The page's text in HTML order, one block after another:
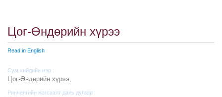
Цог-Өндөрийн хүрээ
Read in English
Сүм хийдийн нэр :
Цог-Өндөрийн хүрээ,
Ринченгийн жагсаалт дахь дугаар :